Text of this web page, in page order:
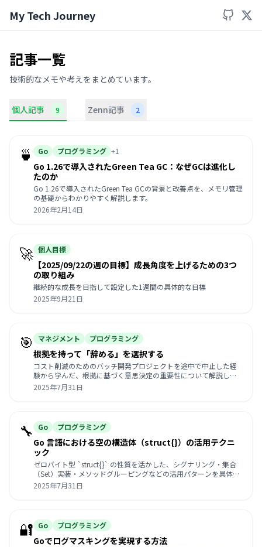
My Tech Journey
記事一覧
技術的なメモや考えをまとめています。
個人記事 9 Zenn記事 2
🍵 Go プログラミング +1
Go 1.26で導入されたGreen Tea GC：なぜGCは進化し
たのか
Go 1.26で導入されたGreen Tea GCの背景と改善点を、メモリ管理
の基礎からわかりやすく解説します。
2026年2月14日
🚀 個人目標
【2025/09/22の週の目標】成長角度を上げるための3つ
の取り組み
継続的な成長を目指して設定した1週間の具体的な目標
2025年9月21日
🎯 マネジメント プログラミング
根拠を持って「辞める」を選択する
コスト削減のためのバッチ開発プロジェクトを途中で中止した経
験から学んだ、根拠に基づく意思決定の重要性について解説しま
す。
2025年7月31日
🔧 Go プログラミング
Go 言語における空の構造体（struct{}）の活用テクニ
ック
ゼロバイト型 `struct{}` の性質を活かした、シグナリング・集合
（Set）実装・メソッドグルーピングなどの活用パターンを具体例
付きで解説します。
2025年7月31日
🔐 Go プログラミング
Goでログマスキングを実現する方法